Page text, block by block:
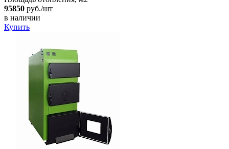
95850 руб./шт
в наличии
Купить